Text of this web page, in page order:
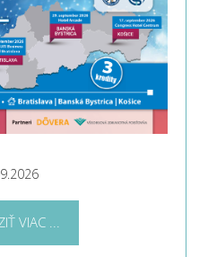
VIAC ...